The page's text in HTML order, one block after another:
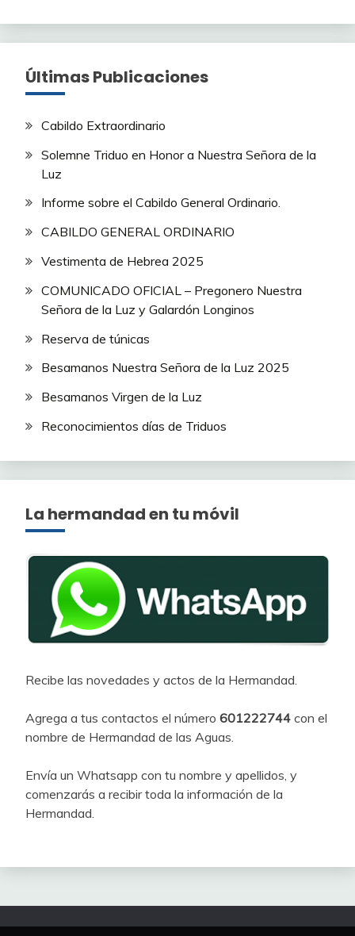
Últimas Publicaciones
Cabildo Extraordinario
Solemne Triduo en Honor a Nuestra Señora de la
Luz
Informe sobre el Cabildo General Ordinario.
CABILDO GENERAL ORDINARIO
Vestimenta de Hebrea 2025
COMUNICADO OFICIAL – Pregonero Nuestra
Señora de la Luz y Galardón Longinos
Reserva de túnicas
Besamanos Nuestra Señora de la Luz 2025
Besamanos Virgen de la Luz
Reconocimientos días de Triduos
La hermandad en tu móvil
Recibe las novedades y actos de la Hermandad.
Agrega a tus contactos el número 601222744 con el
nombre de Hermandad de las Aguas.
Envía un Whatsapp con tu nombre y apellidos, y
comenzarás a recibir toda la información de la
Hermandad.